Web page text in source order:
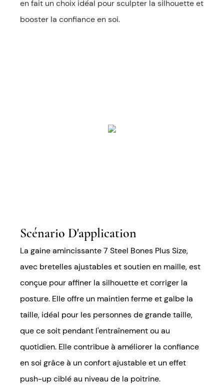
en fait un choix idéal pour sculpter la silhouette et
booster la confiance en soi.
Scénario D'application
La gaine amincissante 7 Steel Bones Plus Size,
avec bretelles ajustables et soutien en maille, est
conçue pour affiner la silhouette et corriger la
posture. Elle offre un maintien ferme et galbe la
taille, idéal pour les personnes de grande taille,
que ce soit pendant l'entraînement ou au
quotidien. Elle contribue à améliorer la confiance
en soi grâce à un confort ajustable et un effet
push-up ciblé au niveau de la poitrine.